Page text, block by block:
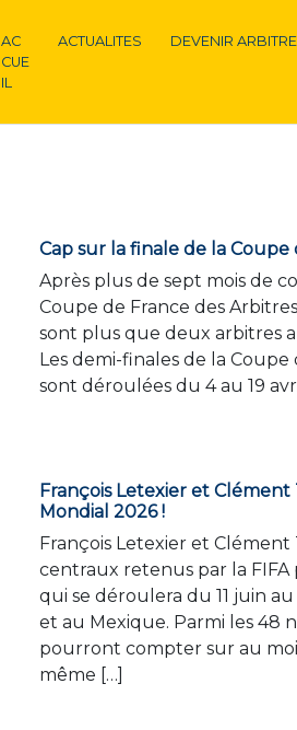
AC
CUE
IL
ACTUALITES DEVENIR ARBITRE
Cap sur la finale de la Coupe
Après plus de sept mois de
Coupe de France des
sont plus que deux arbitres
Les demi-finales de la Coupe
sont déroulées du 4 au 19
François Letexier et
Mondial 2026 !
François Letexier et
centraux retenus par la
qui se déroulera du 11 juin
et au Mexique. Parmi les 48
pourront compter sur au
même […]